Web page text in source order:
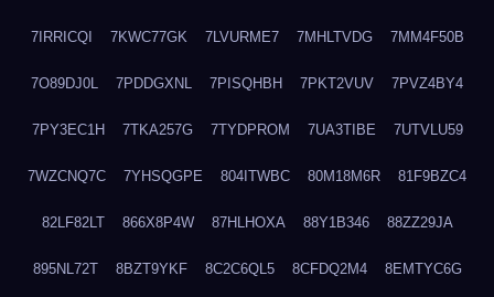
7IRRICQI 7KWC77GK 7LVURME7 7MHLTVDG 7MM4F50B
7O89DJ0L 7PDDGXNL 7PISQHBH 7PKT2VUV 7PVZ4BY4
7PY3EC1H 7TKA257G 7TYDPROM 7UA3TIBE 7UTVLU59
7WZCNQ7C 7YHSQGPE 804ITWBC 80M18M6R 81F9BZC4
82LF82LT 866X8P4W 87HLHOXA 88Y1B346 88ZZ29JA
895NL72T 8BZT9YKF 8C2C6QL5 8CFDQ2M4 8EMTYC6G